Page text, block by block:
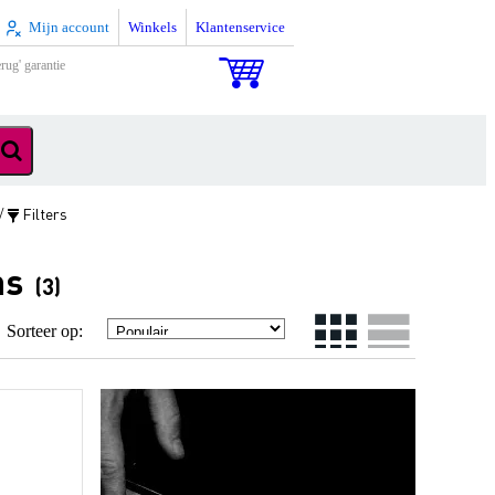
Mijn account Winkels Klantenservice
garantie
Filters
(3)
Sorteer op: